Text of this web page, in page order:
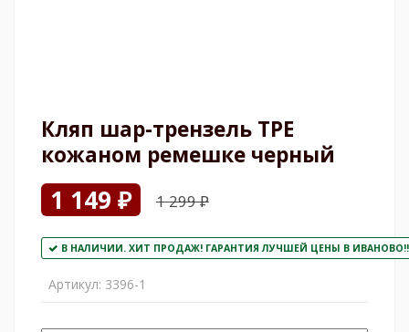
Кляп шар-трензель ТРЕ
кожаном ремешке черный
1 149 ₽ 1 299 ₽
В НАЛИЧИИ. ХИТ ПРОДАЖ! ГАРАНТИЯ ЛУЧШЕЙ ЦЕНЫ В
Артикул: 3396-1